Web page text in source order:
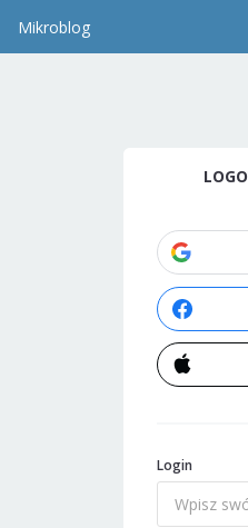
Mikroblog
Login